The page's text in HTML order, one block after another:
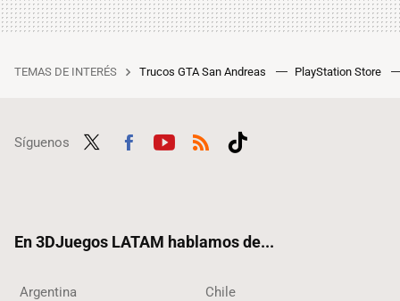
TEMAS DE INTERÉS Trucos GTA San Andreas PlayStation Store
Síguenos
En 3DJuegos LATAM hablamos de...
Argentina Chile